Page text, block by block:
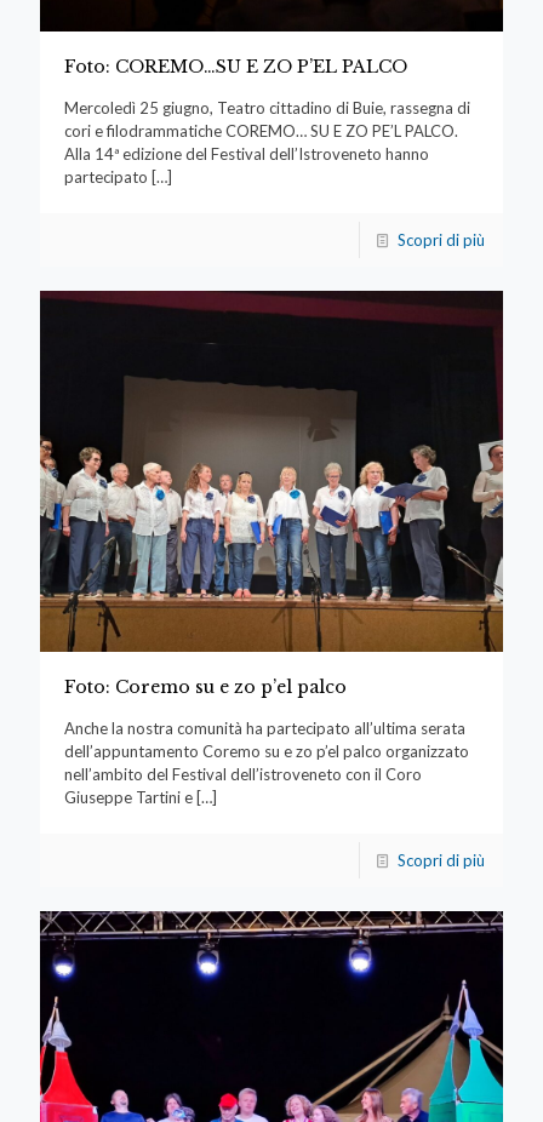
Foto: COREMO…SU E ZO P’EL PALCO
Mercoledì 25 giugno, Teatro cittadino di Buie, rassegna di
cori e filodrammatiche COREMO… SU E ZO PE’L PALCO.
Alla 14ª edizione del Festival dell’Istroveneto hanno
partecipato […]
Scopri di più
Foto: Coremo su e zo p’el palco
Anche la nostra comunità ha partecipato all’ultima serata
dell’appuntamento Coremo su e zo p’el palco organizzato
nell’ambito del Festival dell’istroveneto con il Coro
Giuseppe Tartini e […]
Scopri di più